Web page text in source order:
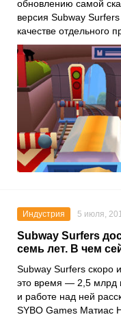
обновлению самой
версия Subway Surfers
качестве отдельного
Индустрия 5 июля,
Subway Surfers
семь лет. В чем
Subway Surfers скоро
это время — 2,5 млрд
и работе над ней
SYBO Games Матиас